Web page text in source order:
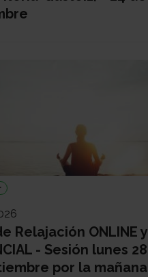
Relajación ONLINE y
- Sesión lunes 28
por la mañana